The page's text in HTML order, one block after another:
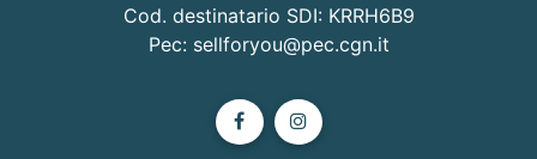
Cod. destinatario SDI: KRRH6B9
Pec: sellforyou@pec.cgn.it